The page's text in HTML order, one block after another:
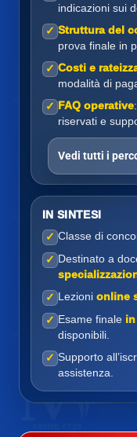
indicazioni sui
✓ Struttura del
prova finale in
✓ Costi e
modalità di
✓ FAQ operative
riservati e
Vedi tutti i
IN SINTESI
✓ Classe di
✓ Destinato a
✓ Lezioni online
✓ Esame finale
disponibili.
✓ Supporto
assistenza.